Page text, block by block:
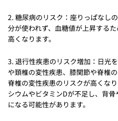
2. 糖尿病のリスク：座りっぱなし
分が使われず、血糖値が上昇する
高くなります。
3. 退行性疾患のリスク増加：日光
や頚椎の変性疾患、膝関節や脊椎
脊椎の変性疾患のリスクが高くな
シウムやビタミンDが不足し、背
になる可能性があります。